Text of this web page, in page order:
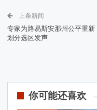
上条新闻
专家为路易斯安那州公平重新
划分选区发声
你可能还喜欢